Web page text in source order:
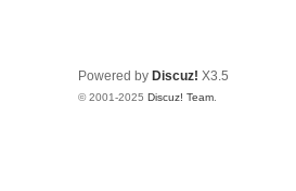
Powered by Discuz! X3.5
© 2001-2025 Discuz! Team